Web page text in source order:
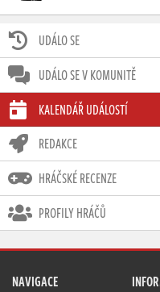
UDÁLO SE
UDÁLO SE V KOMUNITĚ
KALENDÁŘ UDÁLOSTÍ
REDAKCE
HRÁČSKÉ RECENZE
PROFILY HRÁČŮ
NAVIGACE